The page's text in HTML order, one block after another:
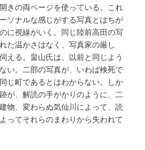
きの両ページを使っている。これ
ソナルな感じがする写真とはちが
に視線がいく。同じ陸前高田の写
た温かさはなく、写真家の厳し
える。畠山氏は、以前と同じよう
い。二部の写真が、いわば検死で
じ町であるとはわからない。しか
が、解読の手がかりのように、二
物、変わらぬ気仙川によって、読
ってそれらのまわりから失われて